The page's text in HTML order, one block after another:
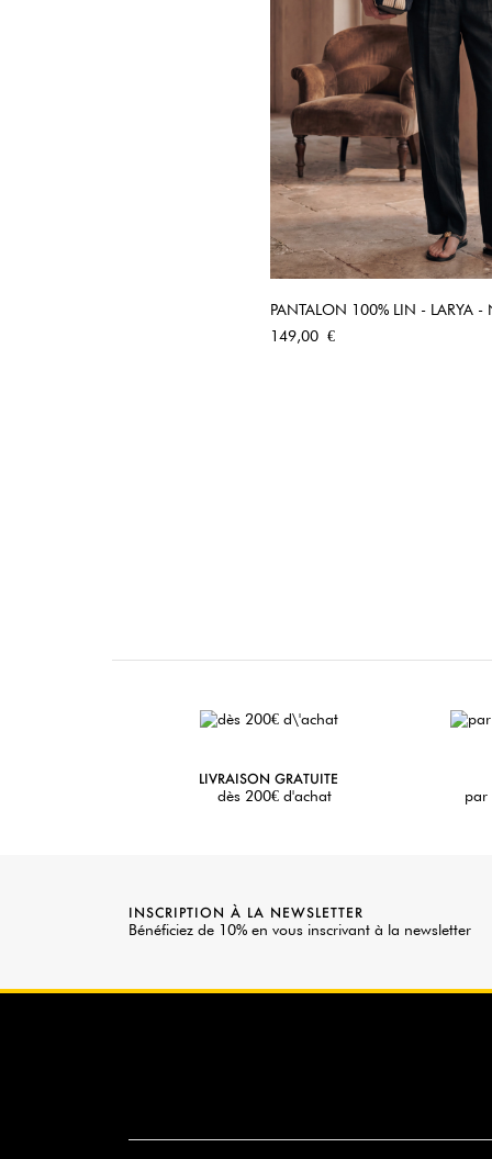
PANTALON 100% LIN - LARYA -
Prix
149,00 €
LIVRAISON GRATUITE
dès 200€ d'achat par
INSCRIPTION À LA NEWSLETTER
Bénéficiez de 10% en vous inscrivant à la newsletter